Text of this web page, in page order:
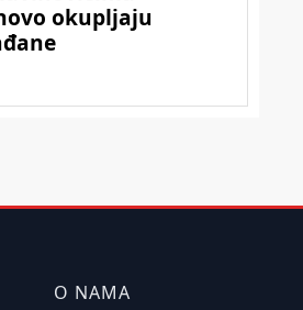
O NAMA